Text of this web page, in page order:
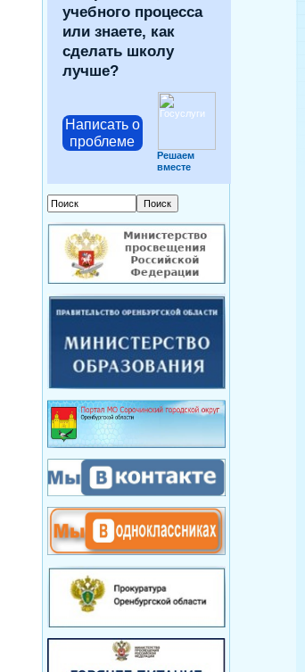
учебного процесса
или знаете, как
сделать школу
лучше?
Написать о
проблеме
Решаем
вместе